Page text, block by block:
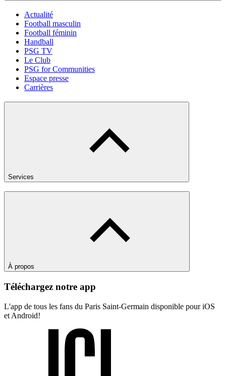
Actualité
Football masculin
Football féminin
Handball
PSG TV
Le Club
PSG for Communities
Espace presse
Carrières
Services
À propos
Téléchargez notre app
L'app de tous les fans du Paris Saint-Germain disponible pour iOS
et Android!